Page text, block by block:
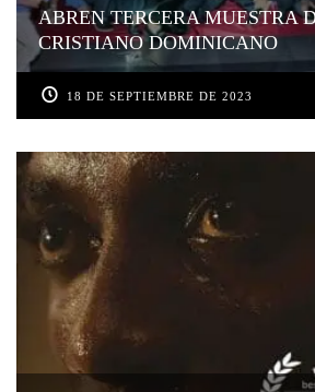
ABREN TERCERA MUESTRA
CRISTIANO DOMINICANO
18 DE SEPTIEMBRE DE 2023